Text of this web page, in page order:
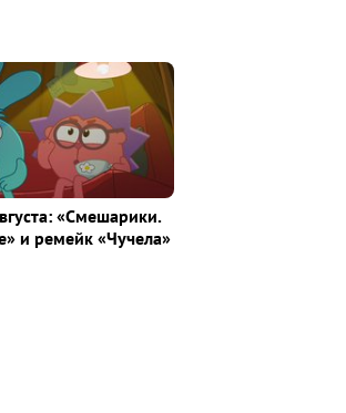
«Смешарики.
и ремейк «Чучела»